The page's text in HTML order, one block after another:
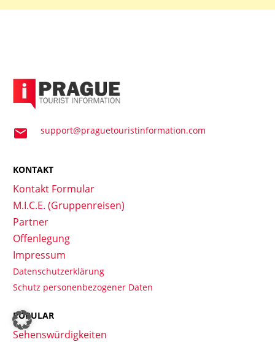
support@praguetouristinformation.com
KONTAKT
Kontakt Formular
M.I.C.E. (Gruppenreisen)
Partner
Offenlegung
Impressum
Datenschutzerklärung
Schutz personenbezogener Daten
POPULAR
Sehenswürdigkeiten